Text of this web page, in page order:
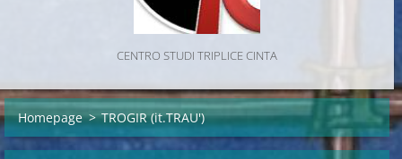
CENTRO STUDI TRIPLICE CINTA
Homepage > TROGIR (it.TRAU')